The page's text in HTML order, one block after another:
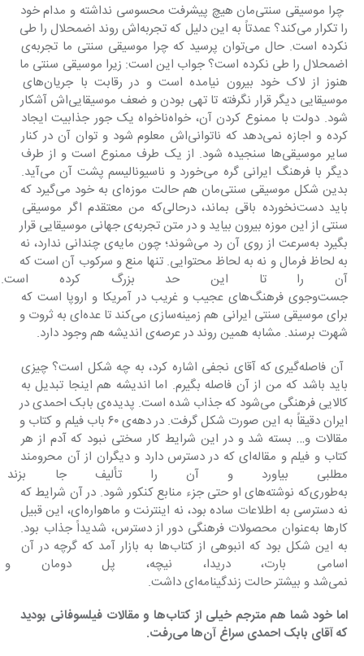
چرا موسیقی سنتی‌مان هیچ پیشرفت محسوسی نداشته و مدام خود
را تکرار می‌کند؟ عمدتاً به این دلیل که تجربه‌اش روند اضمحلال را طی
نکرده است. حال می‌توان پرسید که چرا موسیقی سنتی ما تجربه‌ی
اضمحلال را طی نکرده است؟ جواب این است: زیرا موسیقی سنتی ما
هنوز از لاک خود بیرون نیامده است و در رقابت با جریان‌های
موسیقایی دیگر قرار نگرفته تا تهی بودن و ضعف موسیقایی‌اش آشکار
شود. دولت با ممنوع کردن آن، خواه‌ناخواه یک جور جذابیت ایجاد
کرده و اجازه نمی‌دهد که ناتوانی‌اش معلوم شود و توان آن در کنار
سایر موسیقی‌ها سنجیده شود. از یک طرف ممنوع است و از طرف
دیگر با فرهنگ ایرانی گره می‌خورد و ناسیونالیسم پشت آن می‌آید.
بدین شکل موسیقی سنتی‌مان هم حالت موزه‌ای به خود می‌گیرد که
باید دست‌نخورده باقی بماند، درحالی‌که من معتقدم اگر موسیقی
سنتی از این موزه بیرون بیاید و در متن تجربه‌ی جهانی موسیقایی قرار
بگیرد به‌سرعت از روی آن رد می‌شوند؛ چون مایه‌ی چندانی ندارد، نه
به لحاظ فرمال و نه به لحاظ محتوایی. تنها منع و سرکوب آن است که
آن را تا این حد بزرگ کرده است.
جست‌وجوی فرهنگ‌های عجیب و غریب در آمریکا و اروپا است که
برای موسیقی سنتی ایرانی هم زمینه‌سازی می‌کند تا عده‌ای به ثروت و
شهرت برسند. مشابه همین روند در عرصه‌ی اندیشه هم وجود دارد.
آن فاصله‌گیری که آقای نجفی اشاره کرد، به چه شکل است؟ چیزی
باید باشد که من از آن فاصله بگیرم. اما اندیشه هم اینجا تبدیل به
کالایی فرهنگی می‌شود که جذاب شده است. پدیده‌ی بابک احمدی در
ایران دقیقاً به این صورت شکل گرفت. در دهه‌ی ۶۰ باب فیلم و کتاب و
مقالات و… بسته شد و در این شرایط کار سختی نبود که آدم از هر
کتاب و فیلم و مقاله‌ای که در دسترس دارد و دیگران از آن محرومند
مطلبی بیاورد و آن را تألیف جا
به‌طوری‌که نوشته‌های او حتی جزء منابع کنکور شود. در آن شرایط که
نه دسترسی به اطلاعات ساده بود، نه اینترنت و ماهواره‌ای، این قبیل
کارها به‌عنوان محصولات فرهنگی دور از دسترس، شدیداً جذاب بود.
به این شکل بود که انبوهی از کتاب‌ها به بازار آمد که گرچه در آن
اسامی بارت، دریدا، نیچه، پل
نمی‌شد و بیشتر حالت زندگینامه‌ای داشت.
اما خود شما هم مترجم خیلی از کتاب‌ها و مقالات فیلسوفانی بودید
که آقای بابک احمدی سراغ آن‌ها می‌رفت.